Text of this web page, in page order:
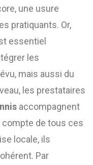
une usure
pratiquants. Or,
essentiel
les
mais aussi du
les prestataires
accompagnent
compte de tous ces
locale, ils
Par